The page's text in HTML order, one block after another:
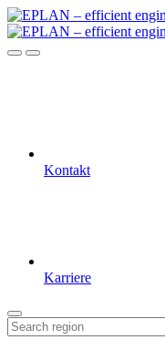
Kontakt
Karriere